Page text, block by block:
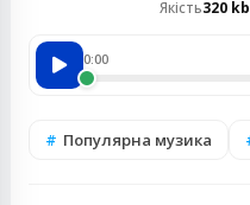
Якість320
0:00
Популярна музика